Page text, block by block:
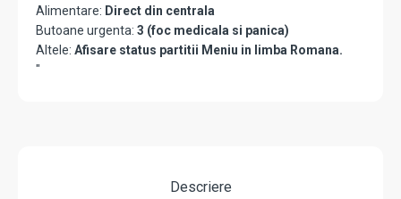
Alimentare: Direct din centrala
Butoane urgenta: 3 (foc medicala si panica)
Altele: Afisare status partitii Meniu in limba Romana.
"
Descriere